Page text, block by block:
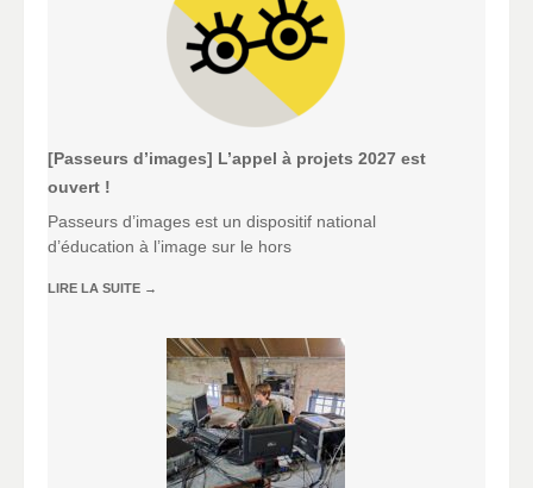
[Passeurs d’images] L’appel à projets 2027 est
ouvert !
Passeurs d’images est un dispositif national
d’éducation à l’image sur le hors
LIRE LA SUITE →